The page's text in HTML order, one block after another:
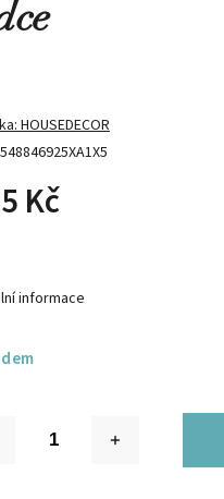
548846925XA1X5
HOUSEDECOR
Kč
informace